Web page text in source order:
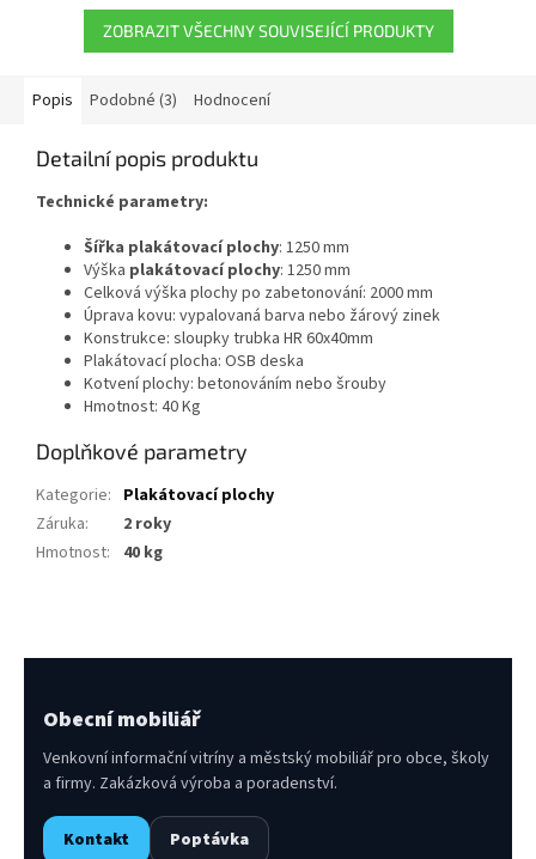
ZOBRAZIT VŠECHNY SOUVISEJÍCÍ PRODUKTY
Popis Podobné (3) Hodnocení
Detailní popis produktu
Technické parametry:
Šířka plakátovací plochy: 1250 mm
Výška plakátovací plochy: 1250 mm
Celková výška plochy po zabetonování: 2000 mm
Úprava kovu: vypalovaná barva nebo žárový zinek
Konstrukce: sloupky trubka HR 60x40mm
Plakátovací plocha: OSB deska
Kotvení plochy: betonováním nebo šrouby
Hmotnost: 40 Kg
Doplňkové parametry
Kategorie: Plakátovací plochy
Záruka:
2 roky
Hmotnost: 40 kg
Obecní mobiliář
Venkovní informační vitríny a městský mobiliář pro obce, školy
a firmy. Zakázková výroba a poradenství.
Kontakt Poptávka